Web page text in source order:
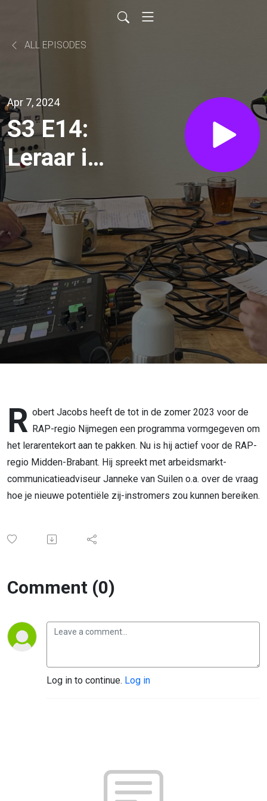
ALL EPISODES
Apr 7, 2024
S3 E14:
Leraar in
R obert Jacobs heeft de tot in de zomer 2023 voor de
RAP-regio Nijmegen een programma vormgegeven om
het lerarentekort aan te pakken. Nu is hij actief voor de RAP-
regio Midden-Brabant. Hij spreekt met arbeidsmarkt-
communicatieadviseur Janneke van Suilen o.a. over de vraag
hoe je nieuwe potentiële zij-instromers zou kunnen bereiken.
Comment (0)
Log in to continue. Log in